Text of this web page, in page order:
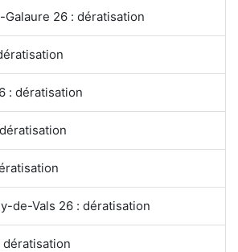
26 : dératisation
: dératisation
de-Vals 26 : dératisation
dératisation